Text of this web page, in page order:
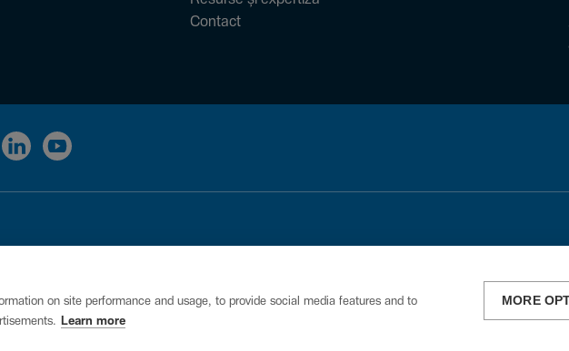
Contact
on site performance and usage, to provide social media features and to
Learn more
MORE